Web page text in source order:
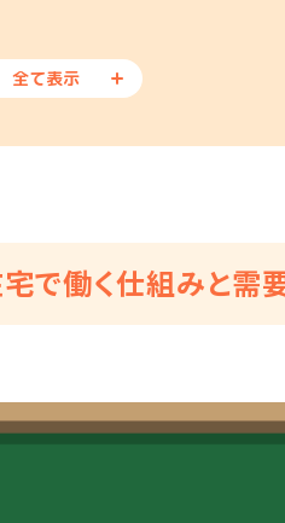
全て表示
で働く仕組みと需